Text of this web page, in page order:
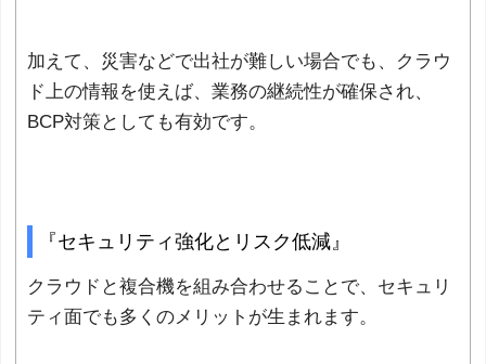
加えて、災害などで出社が難しい場合でも、クラウ
ド上の情報を使えば、業務の継続性が確保され、
BCP対策としても有効です。
『セキュリティ強化とリスク低減』
クラウドと複合機を組み合わせることで、セキュリ
ティ面でも多くのメリットが生まれます。